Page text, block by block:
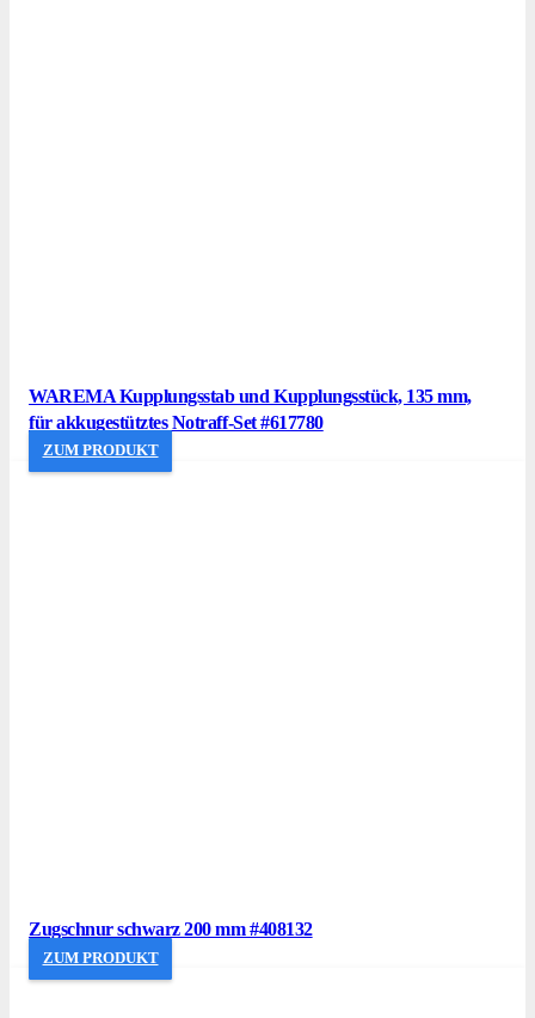
WAREMA Kupplungsstab und Kupplungsstück, 135 mm,
für akkugestütztes Notraff-Set #617780
ZUM PRODUKT
Zugschnur schwarz 200 mm #408132
ZUM PRODUKT